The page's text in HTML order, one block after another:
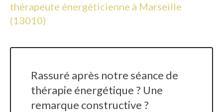
thérapeute énergéticienne à Marseille
(13010)
Rassuré après notre séance de
thérapie énergétique ? Une
remarque constructive ?